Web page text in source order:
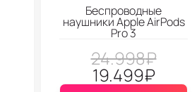
Беспроводные
наушники Apple AirPods
Pro 3
24.998₽
19.499₽